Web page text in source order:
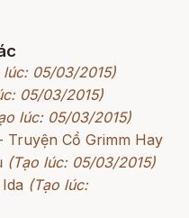
lúc: 05/03/2015)
05/03/2015)
lúc: 05/03/2015)
Truyện Cổ Grimm Hay
(Tạo lúc: 05/03/2015)
(Tạo lúc: